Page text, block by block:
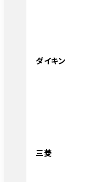
ダイキン
三菱